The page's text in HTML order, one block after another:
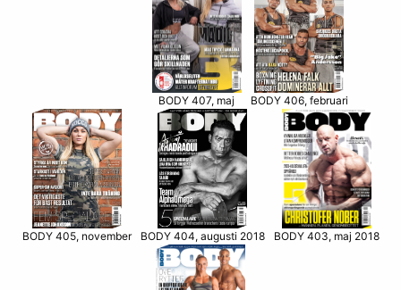
BODY 407, maj BODY 406, februari
BODY 405, november BODY 404, augusti 2018 BODY 403, maj 2018